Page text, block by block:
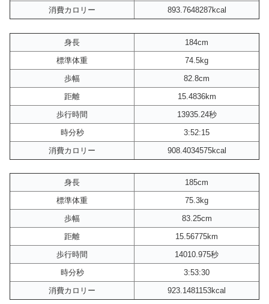
消費カロリー
893.7648287kcal
身長
184cm
標準体重
74.5kg
歩幅
82.8cm
距離
15.4836km
歩行時間
13935.24秒
時分秒
3:52:15
消費カロリー
908.4034575kcal
身長
185cm
標準体重
75.3kg
歩幅
83.25cm
距離
15.56775km
歩行時間
14010.975秒
時分秒
3:53:30
消費カロリー
923.1481153kcal